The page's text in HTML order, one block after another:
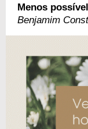
Menos possível
Benjamim